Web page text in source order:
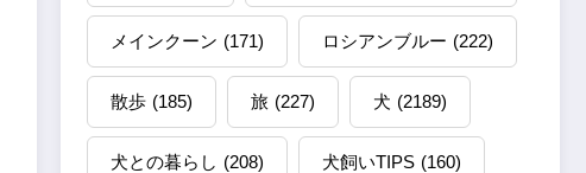
メインクーン (171) ロシアンブルー (222)
散歩 (185) 旅 (227) 犬 (2189)
犬との暮らし (208) 犬飼いTIPS (160)